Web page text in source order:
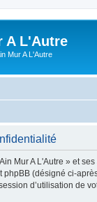
A L'Autre
Mur A L'Autre
Mur A L'Autre » et
(désigné ci-
d’utilisation de